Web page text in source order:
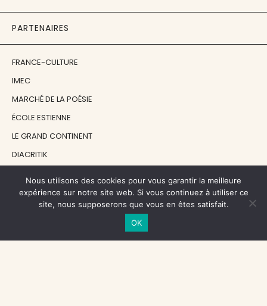
PARTENAIRES
FRANCE-CULTURE
IMEC
MARCHÉ DE LA POÉSIE
ÉCOLE ESTIENNE
LE GRAND CONTINENT
DIACRITIK
NOS SOUTIENS
CENTRE NATIONAL DU LIVRE
Nous utilisons des cookies pour vous garantir la meilleure
expérience sur notre site web. Si vous continuez à utiliser ce
site, nous supposerons que vous en êtes satisfait.
OK